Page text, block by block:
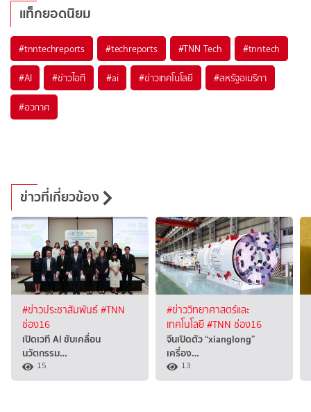
แท็กยอดนิยม
#tnntechreports #techreports #TNN Tech #tnntech
#AI #ข่าวไอที #ai #ข่าวเทคโนโลยี #สหรัฐอเมริกา
#อวกาศ
ข่าวที่เกี่ยวข้อง
#ข่าวประชาสัมพันธ์#TNN
ช่อง16
เปิดเวที AI ขับเคลื่อน
นวัตกรรม…
15
#ข่าววิทยาศาสตร์และ
เทคโนโลยี#TNN ช่อง16
จีนเปิดตัว “xianglong”
เครื่อง…
13